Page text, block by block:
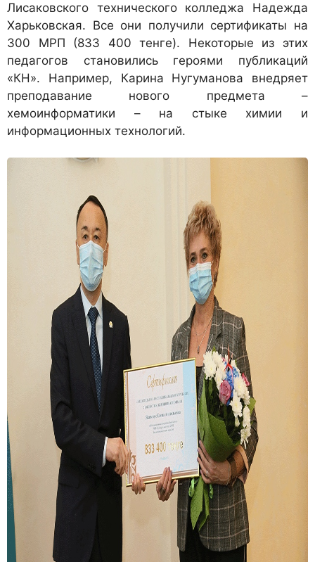
Лисаковского технического колледжа Надежда
Харьковская. Все они получили сертификаты на
300 МРП (833 400 тенге). Некоторые из этих
педагогов становились героями публикаций
«КН». Например, Карина Нугуманова внедряет
преподавание нового предмета –
хемоинформатики – на стыке химии и
информационных технологий.